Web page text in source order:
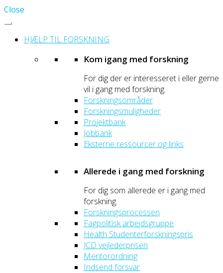
Close
HJÆLP TIL FORSKNING
Kom igang med forskning
For dig der er interesseret i eller gerne
vil i gang med forskning.
Forskningsområder
Forskningsmuligheder
Projektbank
Jobbank
Eksterne ressourcer og links
Allerede i gang med forskning
For dig som allerede er i gang med
forskning.
Forskningsprocessen
Fagpolitisk arbejdsgruppe
Health Studenterforskningspris
JCD vejlederprisen
Mentorordning
Indsend forsvar